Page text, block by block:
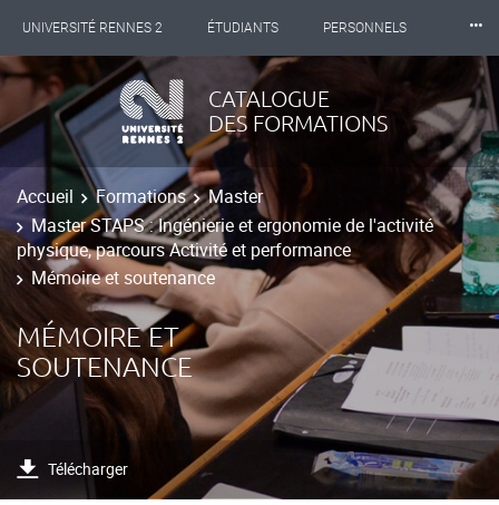
UNIVERSITÉ RENNES 2 ÉTUDIANTS PERSONNELS
INTERNATIONAL PROFESSIONNELS BIBLIOTHÈQUES
LES NOUVELLES DE RENNES 2
⸱⸱⸱
CATALOGUE
DES FORMATIONS
Accueil Formations
Master
Master STAPS : Ingénierie et ergonomie de l'activité
physique, parcours Activité et performance
Mémoire et soutenance
MÉMOIRE ET
SOUTENANCE
Télécharger